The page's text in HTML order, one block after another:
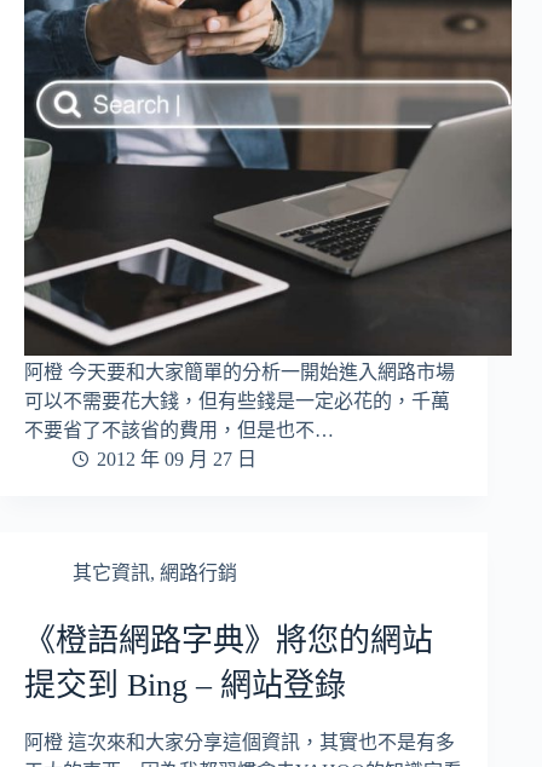
阿橙 今天要和大家簡單的分析一開始進入網路市場
可以不需要花大錢，但有些錢是一定必花的，千萬
不要省了不該省的費用，但是也不…
2012 年 09 月 27 日
其它資訊, 網路行銷
《橙語網路字典》將您的網站
提交到 Bing – 網站登錄
阿橙 這次來和大家分享這個資訊，其實也不是有多